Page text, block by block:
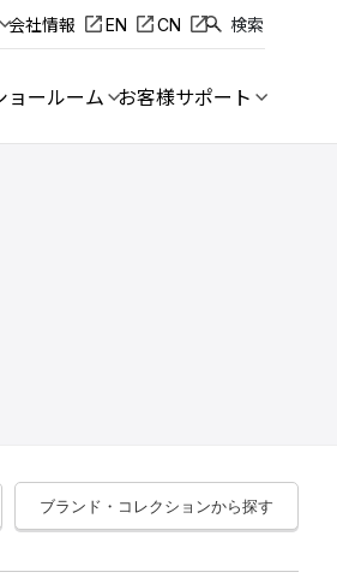
会社情報 EN CN 検索
ョールーム お客様サポート
ブランド・コレクションから探す